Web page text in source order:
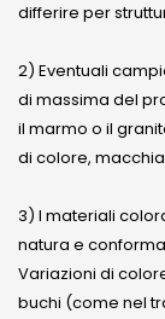
differire per
2) Eventuali
di massima del
il marmo o il
di colore,
3) I materiali
natura e
Variazioni di
buchi (come nel